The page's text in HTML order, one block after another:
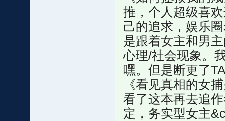
推，个人超级喜
己的追求，娱乐
是跟着女主和男
心理/社会现象。
嘿。但是断更了
《看见真相的女
看了这本再去追
定，务实型女主